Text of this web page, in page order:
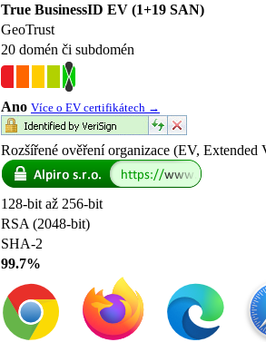
True BusinessID EV (1+19 SAN)
GeoTrust
20 domén či subdomén
Ano Více o EV certifikátech →
Rozšířené ověření organizace (EV, Extended
128-bit až 256-bit
RSA (2048-bit)
SHA-2
99.7%